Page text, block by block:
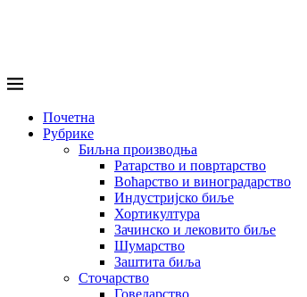
Почетна
Рубрике
Биљна производња
Ратарство и повртарство
Воћарство и виноградарство
Индустријско биље
Хортикултура
Зачинско и лековито биље
Шумарство
Заштита биља
Сточарство
Говедарство